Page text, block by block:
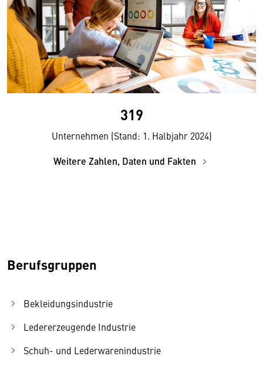
319
Unternehmen (Stand: 1. Halbjahr 2024)
Weitere Zahlen, Daten und Fakten
Berufsgruppen
Bekleidungsindustrie
Ledererzeugende Industrie
Schuh- und Lederwarenindustrie